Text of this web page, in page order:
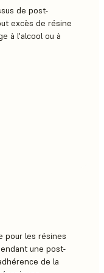
de post-
excès de résine
à l'alcool ou à
pour les résines
une post-
de la